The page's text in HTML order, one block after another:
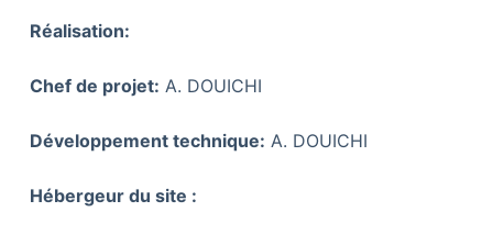
Réalisation:
Chef de projet: A. DOUICHI
Développement technique: A. DOUICHI
Hébergeur du site :